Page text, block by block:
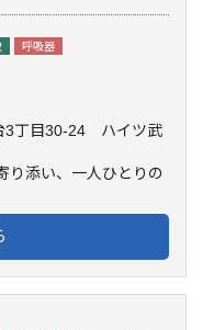
呼吸器
3丁目30-24 ハイツ武
り添い、一人ひとりの